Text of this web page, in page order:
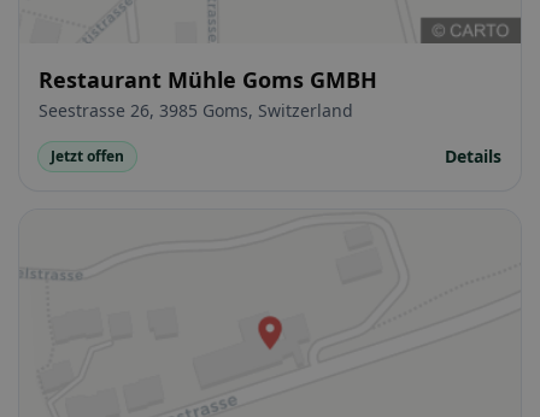
Restaurant Mühle Goms GMBH
Seestrasse 26, 3985 Goms, Switzerland
Jetzt offen Details